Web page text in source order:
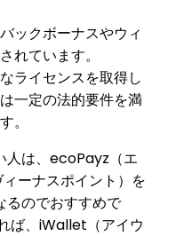
ックボーナスやウィ
れています。
ライセンスを取得し
一定の法的要件を満
。
人は、ecoPayz（エ
ーナスポイント）を
るのでおすすめで
ば、iWallet（アイウ